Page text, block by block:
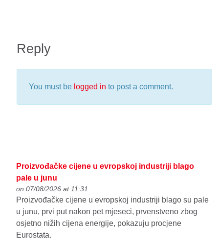
Reply
You must be logged in to post a comment.
Proizvođačke cijene u evropskoj industriji blago
pale u junu
on 07/08/2026 at 11:31
Proizvođačke cijene u evropskoj industriji blago su pale
u junu, prvi put nakon pet mjeseci, prvenstveno zbog
osjetno nižih cijena energije, pokazuju procjene
Eurostata.